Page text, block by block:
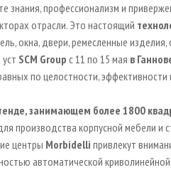
знания, профессионализм и
отрасли. Это настоящий
окна, двери, ремесленные
SCM Group с 11 по 15 мая в
по целостности,
занимающем более 1800
производства корпусной мебели и
центры Morbidelli привлекут
автоматической